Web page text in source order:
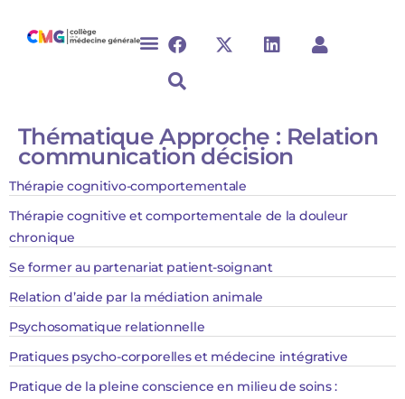
Thématique Approche : Relation
communication décision
Thérapie cognitivo-comportementale
Thérapie cognitive et comportementale de la douleur
chronique
Se former au partenariat patient-soignant
Relation d’aide par la médiation animale
Psychosomatique relationnelle
Pratiques psycho-corporelles et médecine intégrative
Pratique de la pleine conscience en milieu de soins :